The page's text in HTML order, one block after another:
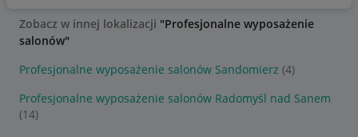
Zobacz w innej lokalizacji "Profesjonalne wyposażenie
salonów"
Profesjonalne wyposażenie salonów Sandomierz (4)
Profesjonalne wyposażenie salonów Radomyśl nad Sanem
(14)